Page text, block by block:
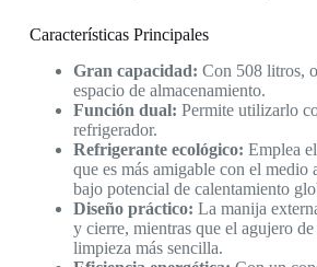
Características Principales
Gran capacidad: Con 508 litros,
espacio de almacenamiento.
Función dual: Permite utilizarlo
refrigerador.
Refrigerante ecológico: Emplea
que es más amigable con el medio
bajo potencial de calentamiento
Diseño práctico: La manija
y cierre, mientras que el agujero
limpieza más sencilla.